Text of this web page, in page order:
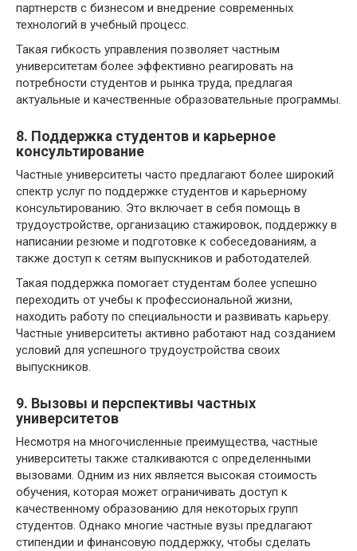
партнерств с бизнесом и внедрение современных
технологий в учебный процесс.
Такая гибкость управления позволяет частным
университетам более эффективно реагировать на
потребности студентов и рынка труда, предлагая
актуальные и качественные образовательные программы.
8. Поддержка студентов и карьерное
консультирование
Частные университеты часто предлагают более широкий
спектр услуг по поддержке студентов и карьерному
консультированию. Это включает в себя помощь в
трудоустройстве, организацию стажировок, поддержку в
написании резюме и подготовке к собеседованиям, а
также доступ к сетям выпускников и работодателей.
Такая поддержка помогает студентам более успешно
переходить от учебы к профессиональной жизни,
находить работу по специальности и развивать карьеру.
Частные университеты активно работают над созданием
условий для успешного трудоустройства своих
выпускников.
9. Вызовы и перспективы частных
университетов
Несмотря на многочисленные преимущества, частные
университеты также сталкиваются с определенными
вызовами. Одним из них является высокая стоимость
обучения, которая может ограничивать доступ к
качественному образованию для некоторых групп
студентов. Однако многие частные вузы предлагают
стипендии и финансовую поддержку, чтобы сделать